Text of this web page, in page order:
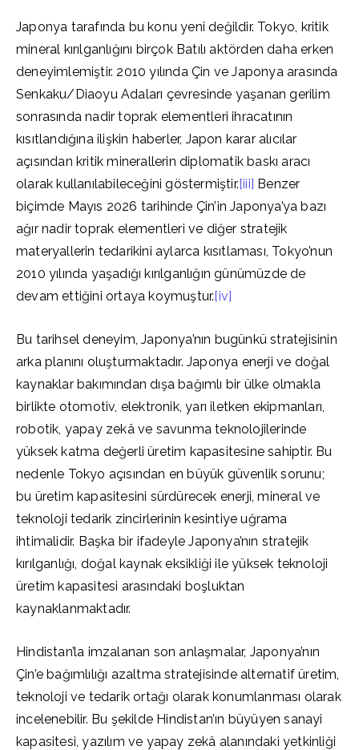
Japonya tarafında bu konu yeni değildir. Tokyo, kritik
mineral kırılganlığını birçok Batılı aktörden daha erken
deneyimlemiştir. 2010 yılında Çin ve Japonya arasında
Senkaku/Diaoyu Adaları çevresinde yaşanan gerilim
sonrasında nadir toprak elementleri ihracatının
kısıtlandığına ilişkin haberler, Japon karar alıcılar
açısından kritik minerallerin diplomatik baskı aracı
olarak kullanılabileceğini göstermiştir.[iii] Benzer
biçimde Mayıs 2026 tarihinde Çin’in Japonya’ya bazı
ağır nadir toprak elementleri ve diğer stratejik
materyallerin tedarikini aylarca kısıtlaması, Tokyo’nun
2010 yılında yaşadığı kırılganlığın günümüzde de
devam ettiğini ortaya koymuştur.[iv]
Bu tarihsel deneyim, Japonya’nın bugünkü stratejisinin
arka planını oluşturmaktadır. Japonya enerji ve doğal
kaynaklar bakımından dışa bağımlı bir ülke olmakla
birlikte otomotiv, elektronik, yarı iletken ekipmanları,
robotik, yapay zekâ ve savunma teknolojilerinde
yüksek katma değerli üretim kapasitesine sahiptir. Bu
nedenle Tokyo açısından en büyük güvenlik sorunu;
bu üretim kapasitesini sürdürecek enerji, mineral ve
teknoloji tedarik zincirlerinin kesintiye uğrama
ihtimalidir. Başka bir ifadeyle Japonya’nın stratejik
kırılganlığı, doğal kaynak eksikliği ile yüksek teknoloji
üretim kapasitesi arasındaki boşluktan
kaynaklanmaktadır.
Hindistan’la imzalanan son anlaşmalar, Japonya’nın
Çin’e bağımlılığı azaltma stratejisinde alternatif üretim,
teknoloji ve tedarik ortağı olarak konumlanması olarak
incelenebilir. Bu şekilde Hindistan’ın büyüyen sanayi
kapasitesi, yazılım ve yapay zekâ alanındaki yetkinliği